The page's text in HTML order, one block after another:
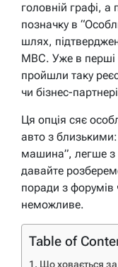
головній графі, а
позначку в
шлях,
МВС. Уже в перші
пройшли таку
чи бізнес-
Ця опція сяє
авто з
машина”, легше
давайте
поради з форумів
неможливе.
Table of